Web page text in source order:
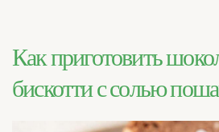
Как приготовить
бискотти с солью